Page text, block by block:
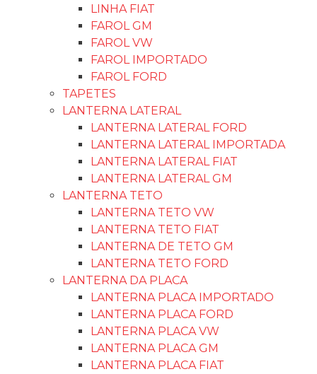
LINHA FIAT
FAROL GM
FAROL VW
FAROL IMPORTADO
FAROL FORD
TAPETES
LANTERNA LATERAL
LANTERNA LATERAL FORD
LANTERNA LATERAL IMPORTADA
LANTERNA LATERAL FIAT
LANTERNA LATERAL GM
LANTERNA TETO
LANTERNA TETO VW
LANTERNA TETO FIAT
LANTERNA DE TETO GM
LANTERNA TETO FORD
LANTERNA DA PLACA
LANTERNA PLACA IMPORTADO
LANTERNA PLACA FORD
LANTERNA PLACA VW
LANTERNA PLACA GM
LANTERNA PLACA FIAT